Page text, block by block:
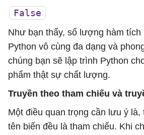
False
Như bạn thấy, số lượng hàm tích
Python vô cùng đa dạng và
chúng bạn sẽ lập trình Python
phẩm thật sự chất lượng.
Truyền theo tham chiếu và
Một điều quan trọng cần lưu ý là,
tên biến đều là tham chiếu. Khi